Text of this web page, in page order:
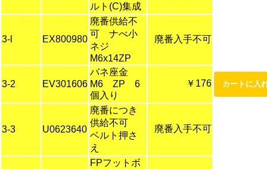
ルト(C)集成
3-l EX800980
廃番供給不
可 ナべ小
ネジ
M6x14ZP
廃番入手不可
3-2 EV301606
バネ座金
M6 ZP 6
個入り
￥176
3-3 U0623640
廃番につき
供給不可
ベルト押さ
え
廃番入手不可
FPフットボ